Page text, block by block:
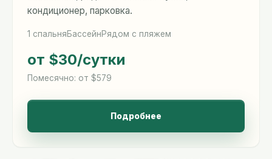
кондиционер, парковка.
1 спальняБассейнРядом с пляжем
от $30/сутки
Помесячно: от $579
Подробнее